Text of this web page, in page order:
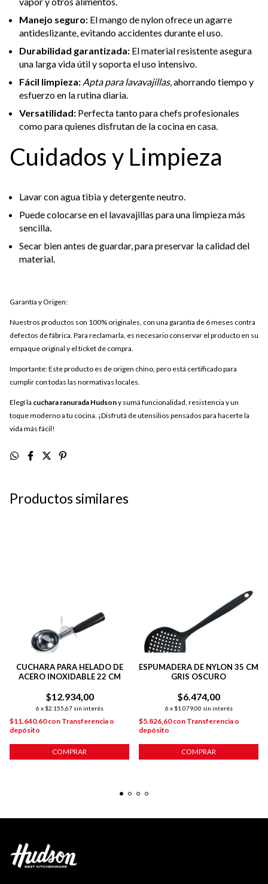
Manejo seguro: El mango de nylon ofrece un agarre
antideslizante, evitando accidentes durante el uso.
Durabilidad garantizada: El material resistente asegura
una larga vida útil y soporta el uso intensivo.
Fácil limpieza: Apta para lavavajillas, ahorrando tiempo y
esfuerzo en la rutina diaria.
Versatilidad: Perfecta tanto para chefs profesionales
como para quienes disfrutan de la cocina en casa.
Cuidados y Limpieza
Lavar con agua tibia y detergente neutro.
Puede colocarse en el lavavajillas para una limpieza más
sencilla.
Secar bien antes de guardar, para preservar la calidad del
material.
Garantía y Origen:
Nuestros productos son 100% originales, con una garantía de 6 meses contra
defectos de fábrica. Para reclamarla, es necesario conservar el producto en su
empaque original y el ticket de compra.
Importante: Este producto es de origen chino, pero está certificado para
cumplir con todas las normativas locales.
Elegí la cuchara ranurada Hudsony sumá funcionalidad, resistencia y un
toque moderno a tu cocina. ¡Disfrutá de utensilios pensados para hacerte la
vida más fácil!
Productos similares
CUCHARA PARA HELADO DE
ACERO INOXIDABLE 22 CM
$12.934,00
6 x $2.155,67 sin interés
$11.640,60con Transferencia o
depósito
COMPRAR
ESPUMADERA DE NYLON 35 CM
GRIS OSCURO
$6.474,00
6 x $1.079,00 sin interés
$5.826,60con Transferencia o
depósito
COMPRAR